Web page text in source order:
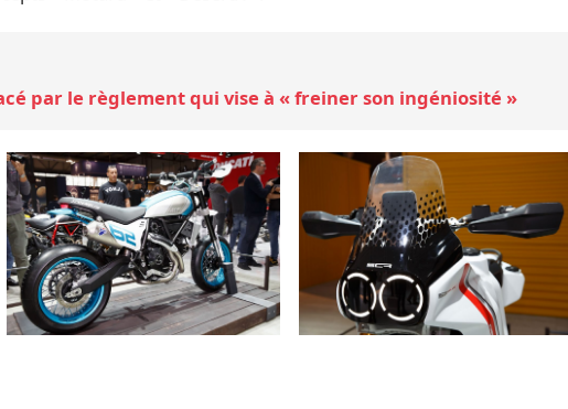
par le règlement qui vise à « freiner son ingéniosité »